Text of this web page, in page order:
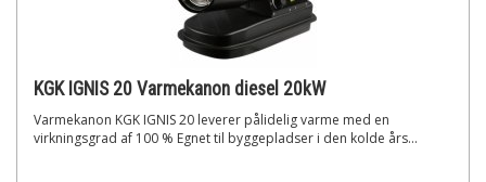
KGK IGNIS 20 Varmekanon diesel 20kW
Varmekanon KGK IGNIS 20 leverer pålidelig varme med en
virkningsgrad af 100 % Egnet til byggepladser i den kolde års...